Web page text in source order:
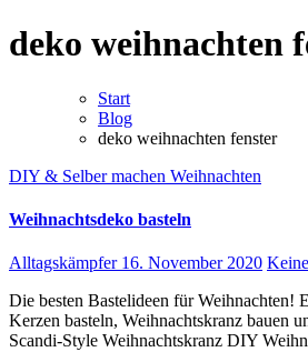
deko weihnachten
Start
Blog
deko weihnachten fenster
DIY & Selber machen Weihnachten
Weihnachtsdeko basteln
Alltagskämpfer 16. November 2020
Die besten Bastelideen für Weihnachten! Einfache DIY-Ideen für zauberhafte Weihnachtsdeko. Tannenbäume aus Papier falten,
Kerzen basteln, Weihnachtskranz bauen
Scandi-Style Weihnachtskranz DIY